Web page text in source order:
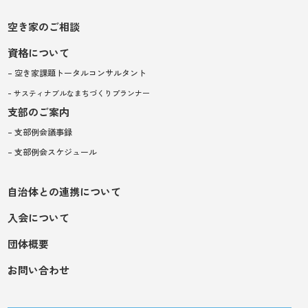
空き家のご相談
資格について
– 空き家課題トータルコンサルタント
– サスティナブルなまちづくりプランナー
支部のご案内
– 支部例会議事録
– 支部例会スケジュール
自治体との連携について
入会について
団体概要
お問い合わせ